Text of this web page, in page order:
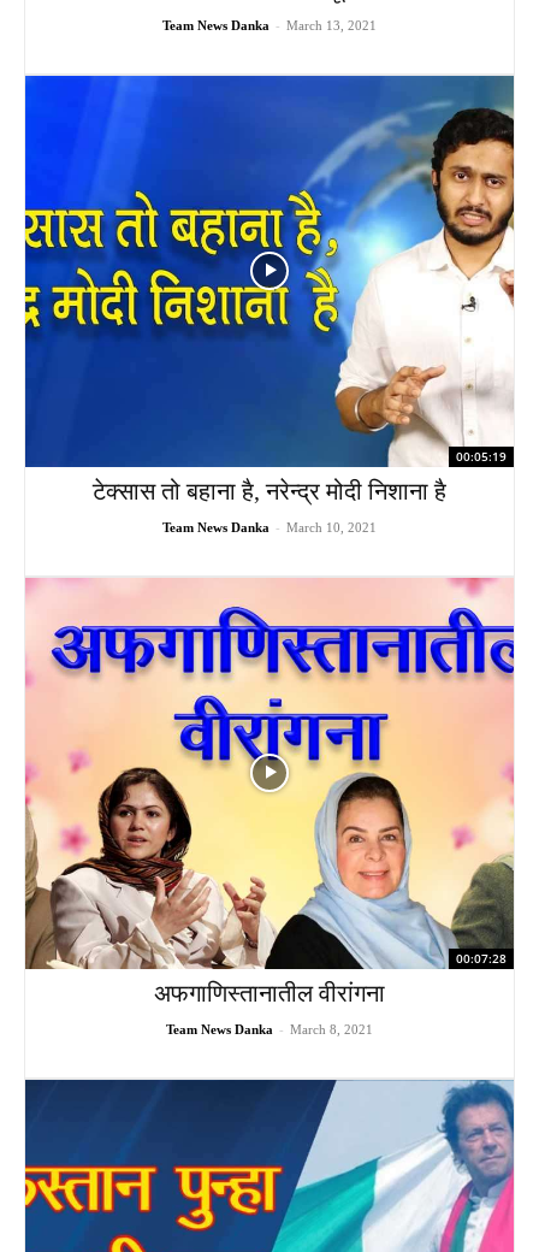
Team News Danka - March 13, 2021
00:05:19
टेक्सास तो बहाना है, नरेन्द्र मोदी निशाना है
Team News Danka - March 10, 2021
00:07:28
अफगाणिस्तानातील वीरांगना
Team News Danka - March 8, 2021